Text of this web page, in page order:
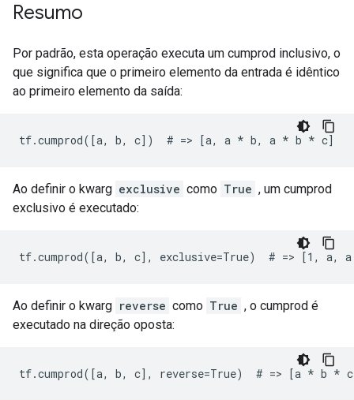
Resumo
Por padrão, esta operação executa um cumprod inclusivo, o
que significa que o primeiro elemento da entrada é idêntico
ao primeiro elemento da saída:
tf.cumprod([a, b, c])  # => [a, a * b, a * b * c]
Ao definir o kwarg exclusive como True , um cumprod
exclusivo é executado:
tf.cumprod([a, b, c], exclusive=True)  # => [1, a,
Ao definir o kwarg reverse como True , o cumprod é
executado na direção oposta:
tf.cumprod([a, b, c], reverse=True)  # => [a * b *